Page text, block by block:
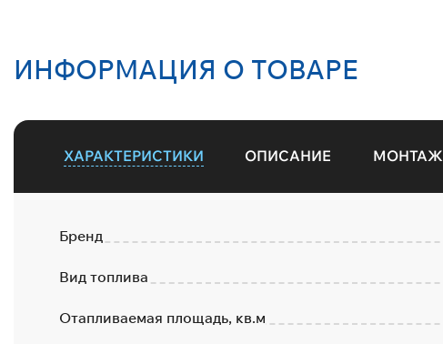
ИНФОРМАЦИЯ О ТОВАРЕ
ХАРАКТЕРИСТИКИ ОПИСАНИЕ МОНТАЖ
Бренд
Вид топлива
Отапливаемая площадь, кв.м